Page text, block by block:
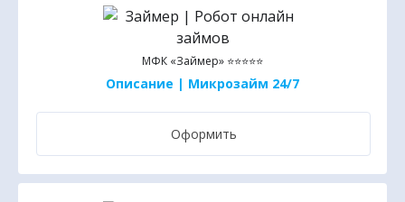
МФК «Займер» ⭐⭐⭐⭐⭐
Описание | Микрозайм 24/7
Оформить